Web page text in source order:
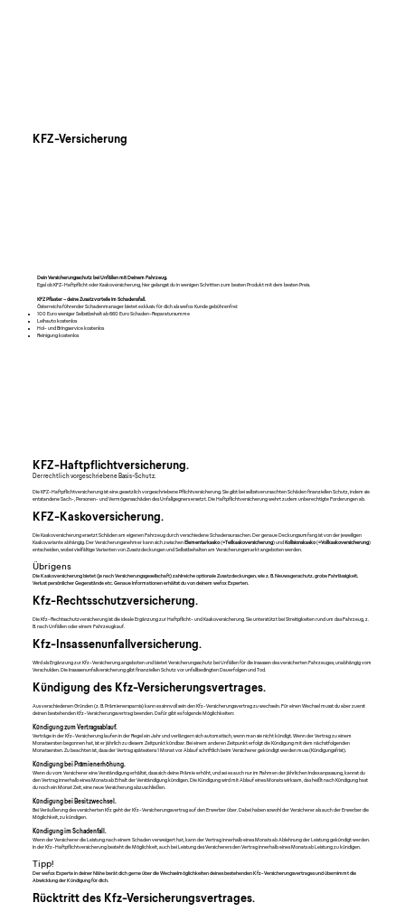
KFZ-Haftpflichtversicherung.
Der rechtlich vorgeschriebene Basis-Schutz.
Die KFZ-Haftpflichtversicherung ist eine gesetzlich vorgeschriebene Pflichtversicherung. Sie gibt bei selbstverursachten Schäden finanziellen Schutz, indem sie
entstandene Sach-, Personen- und Vermögensschäden des Unfallgegners ersetzt. Die Haftpflichtversicherung wehrt zudem unberechtigte Forderungen ab.
KFZ-Kaskoversicherung.
Die Kaskoversicherung ersetzt Schäden am eigenen Fahrzeug durch verschiedene Schadensursachen. Der genaue Deckungsumfang ist von der jeweiligen
Kaskovariante abhängig. Der Versicherungsnehmer kann sich zwischenElementarkasko(=Teilkaskoversicherung) undKollisionskasko(=Vollkaskoversicherung)
entscheiden, wobei vielfältige Varianten von Zusatzdeckungen und Selbstbehalten am Versicherungsmarkt angeboten werden.
Übrigens
Die Kaskoversicherung bietet (je nach Versicherungsgesellschaft) zahlreiche optionale Zusatzdeckungen, wie z. B. Neuwagenschutz, grobe Fahrlässigkeit,
Verlust persönlicher Gegenstände etc. Genaue Informationen erhältst du von deinem wefox Experten.
Kfz-Rechtsschutzversicherung.
Die Kfz-Rechtsschutzversicherung ist die ideale Ergänzung zur Haftpflicht- und Kaskoversicherung. Sie unterstützt bei Streitigkeiten rund um das Fahrzeug, z.
B. nach Unfällen oder einem Fahrzeugkauf.
Kfz-Insassenunfallversicherung.
Wird als Ergänzung zur Kfz-Versicherung angeboten und bietet Versicherungsschutz bei Unfällen für die Insassen des versicherten Fahrzeuges, unabhängig vom
Verschulden. Die Insassenunfallversicherung gibt finanziellen Schutz vor unfallbedingten Dauerfolgen und Tod.
Kündigung des Kfz-Versicherungsvertrages.
Aus verschiedenen Gründen (z. B. Prämienersparnis) kann es sinnvoll sein den Kfz-Versicherungsvertrag zu wechseln. Für einen Wechsel musst du aber zuerst
deinen bestehenden Kfz-Versicherungsvertrag beenden. Dafür gibt es folgende Möglichkeiten:
Kündigung zum Vertragsablauf.
Verträge in der Kfz-Versicherung laufen in der Regel ein Jahr und verlängern sich automatisch, wenn man sie nicht kündigt. Wenn der Vertrag zu einem
Monatsersten begonnen hat, ist er jährlich zu diesem Zeitpunkt kündbar. Bei einem anderen Zeitpunkt erfolgt die Kündigung mit dem nächstfolgenden
Monatsersten. Zu beachten ist, dass der Vertrag spätestens 1 Monat vor Ablauf schriftlich beim Versicherer gekündigt werden muss (Kündigungsfrist).
Kündigung bei Prämienerhöhung.
Wenn du vom Versicherer eine Verständigung erhältst, dass sich deine Prämie erhöht, und sei es auch nur im Rahmen der jährlichen Indexanpassung, kannst du
den Vertrag innerhalb eines Monats ab Erhalt der Verständigung kündigen. Die Kündigung wird mit Ablauf eines Monats wirksam, das heißt nach Kündigung hast
du noch ein Monat Zeit, eine neue Versicherung abzuschließen.
Kündigung bei Besitzwechsel.
Bei Veräußerung des versicherten Kfz geht der Kfz-Versicherungsvertrag auf den Erwerber über. Dabei haben sowohl der Versicherer als auch der Erwerber die
Möglichkeit, zu kündigen.
Kündigung im Schadenfall.
Wenn der Versicherer die Leistung nach einem Schaden verweigert hat, kann der Vertrag innerhalb eines Monats ab Ablehnung der Leistung gekündigt werden.
In der Kfz-Haftpflichtversicherung besteht die Möglichkeit, auch bei Leistung des Versicherers den Vertrag innerhalb eines Monats ab Leistung zu kündigen.
Tipp!
Der wefox Experte in deiner Nähe berät dich gerne über die Wechselmöglichkeiten deines bestehenden Kfz-Versicherungsvertrages und übernimmt die
Abwicklung der Kündigung für dich.
Rücktritt des Kfz-Versicherungsvertrages.
Dein Versicherungsschutz bei Unfällen mit Deinem Fahrzeug.
Egal ob KFZ-Haftpflicht oder Kaskoversicherung, hier gelangst du in wenigen Schritten zum besten Produkt mit dem besten Preis.
KFZ Pflaster– deine Zusatzvorteile im Schadensfall.
Österreichs führender Schadenmanager bietet exklusiv für dich als wefox Kunde gebührenfrei:
100 Euro weniger Selbstbehalt ab 660 Euro Schaden-Reparatursumme
Leihauto kostenlos
Hol- und Bringservice kostenlos
Reinigung kostenlos
KFZ-Versicherung